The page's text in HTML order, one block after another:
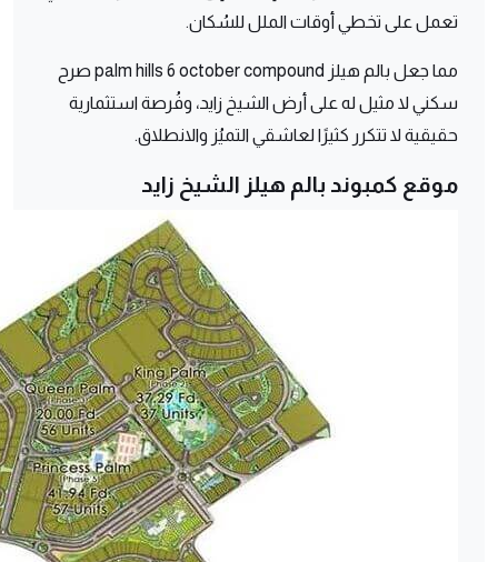
تعمل على تخطي أوقات الملل للسُكان.
مما جعل بالم هيلز palm hills 6 october compound صرح
سكني لا مثيل له على أرض الشيخ زايد، وفُرصة استثمارية
حقيقية لا تتكرر كثيرًا لعاشقي التميُز والانطلاق.
موقع كمبوند بالم هيلز الشيخ زايد